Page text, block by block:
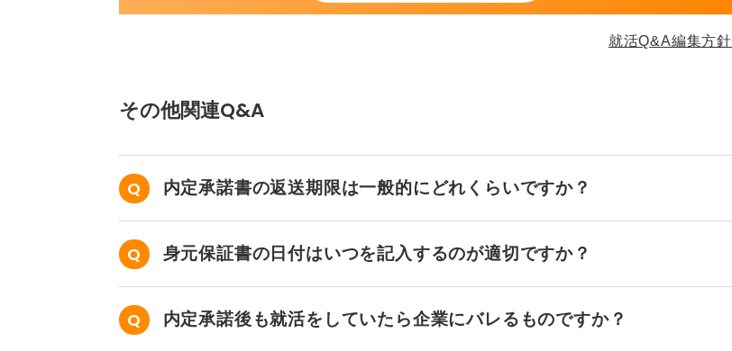
就活Q&A編集方針
その他関連Q&A
内定承諾書の返送期限は一般的にどれくらいですか？
身元保証書の日付はいつを記入するのが適切ですか？
内定承諾後も就活をしていたら企業にバレるものですか？